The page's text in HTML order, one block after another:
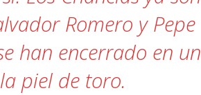
Romero y Pepe
han encerrado en un
piel de toro.